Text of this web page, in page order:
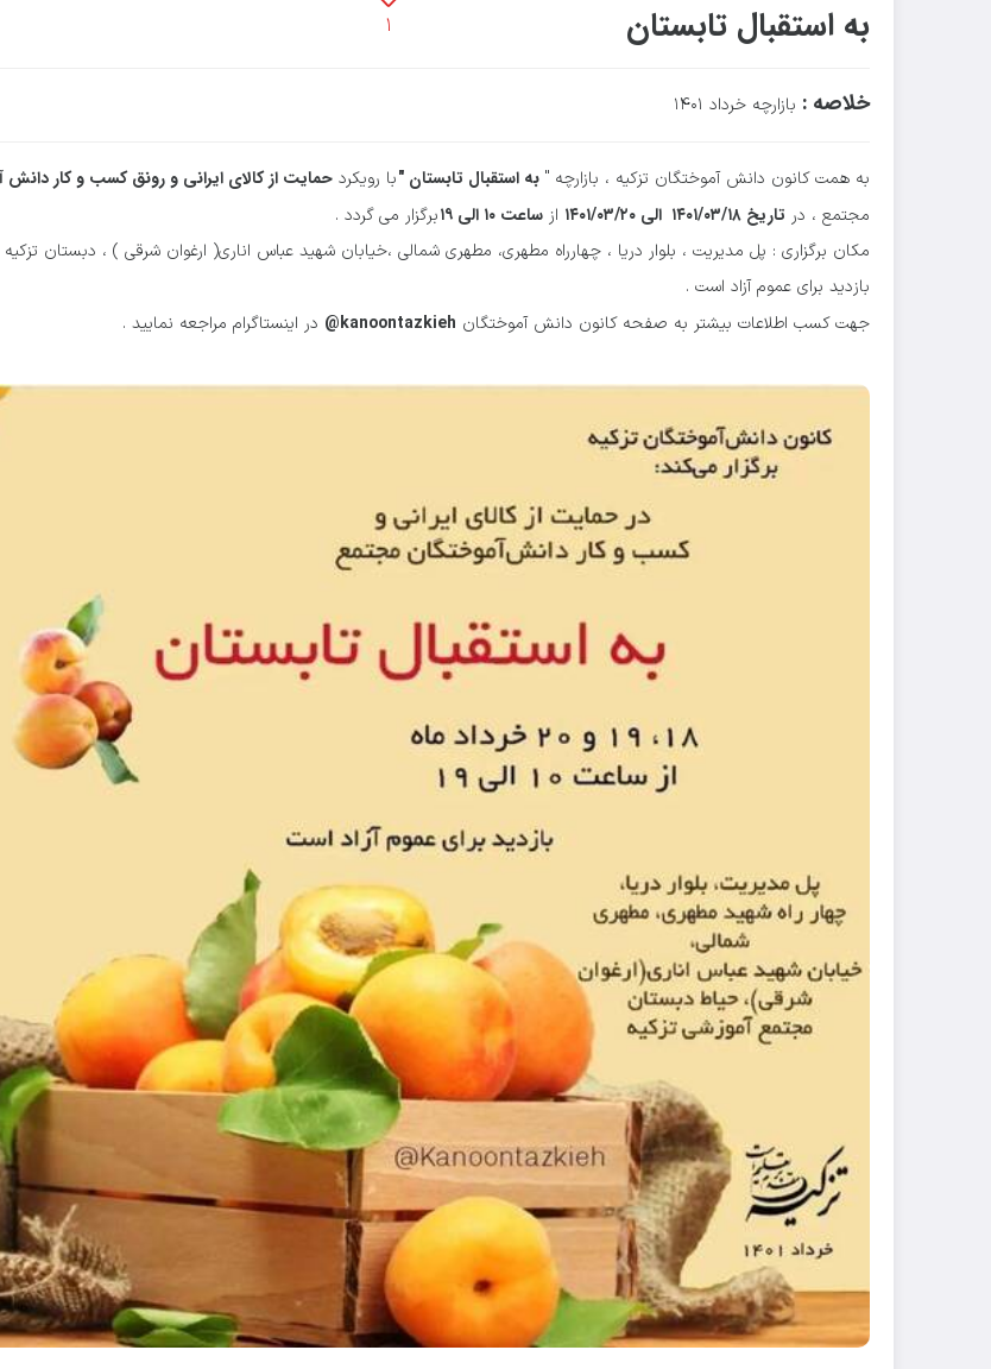
۱ به استقبال تابستان
خلاصه : بازارچه خرداد ۱۴۰۱
به همت کانون دانش آموختگان تزکیه ، بازارچه " به استقبال تابستان "با رویکردحمایت از کالای ایرانی و رونق کسب و کار دانش
مجتمع ، در تاریخ ۱۴۰۱/۰۳/۱۸ الی ۱۴۰۱/۰۳/۲۰ ازساعت ۱۰ الی ۱۹
برگزار می گردد .
مکان برگزاری : پل مدیریت ، بلوار دریا ، چهارراه مطهری، مطهری شمالی ،خیابان شهید عباس اناری( ارغوان شرقی ) ، دبستان تزکیه
بازدید برای عموم آزاد است .
جهت کسب اطلاعات بیشتر به صفحه کانون دانش آموختگان kanoontazkieh@ در اینستاگرام مراجعه نمایید .